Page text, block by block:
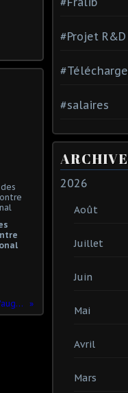
Unilever : NAO à Saint Dizier, 1,2 % d'augmentation générale...
#Projet R&D
#salaires
2026
Août
Juillet
Juin
Mai
Avril
Mars